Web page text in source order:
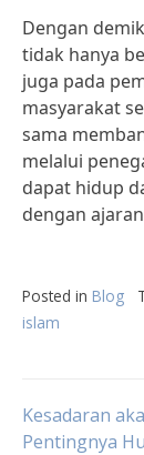
Dengan
tidak hanya
juga pada
masyarakat
sama
melalui
dapat hidup
dengan
Posted in Blog
islam
Post
Kesadaran
Pentingnya